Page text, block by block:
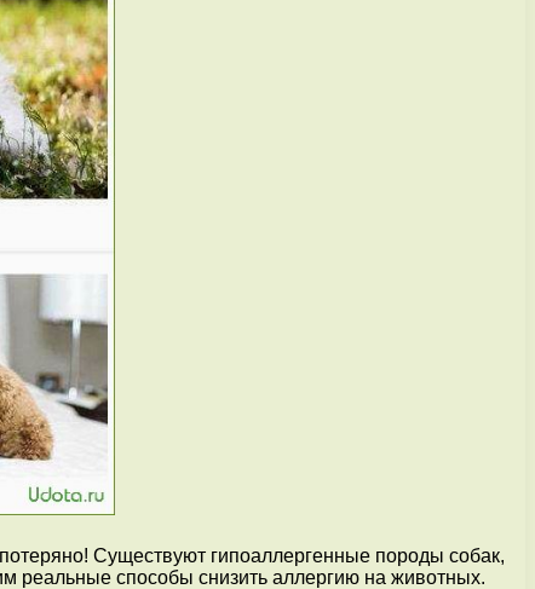
Существуют гипоаллергенные породы собак,
реальные способы снизить аллергию на животных.